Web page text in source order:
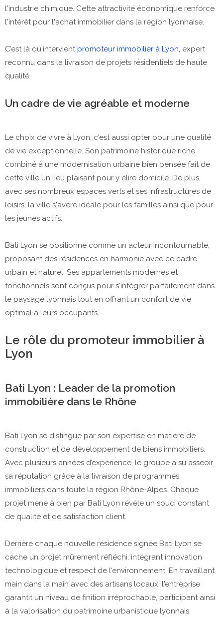
l'industrie chimique. Cette attractivité économique renforce
l'intérêt pour l'achat immobilier dans la région lyonnaise.
C’est là qu'intervient promoteur immobilier à Lyon , expert
reconnu dans la livraison de projets résidentiels de haute
qualité.
Un cadre de vie agréable et moderne
Le choix de vivre à Lyon, c'est aussi opter pour une qualité
de vie exceptionnelle. Son patrimoine historique riche
combiné à une modernisation urbaine bien pensée fait de
cette ville un lieu plaisant pour y élire domicile. De plus,
avec ses nombreux espaces verts et ses infrastructures de
loisirs, la ville s'avère idéale pour les familles ainsi que pour
les jeunes actifs.
Bati Lyon se positionne comme un acteur incontournable,
proposant des résidences en harmonie avec ce cadre
urbain et naturel. Ses appartements modernes et
fonctionnels sont conçus pour s'intégrer parfaitement dans
le paysage lyonnais tout en offrant un confort de vie
optimal à leurs occupants.
Le rôle du promoteur immobilier à
Lyon
Bati Lyon : Leader de la promotion
immobilière dans le Rhône
Bati Lyon se distingue par son expertise en matière de
construction et de développement de biens immobiliers.
Avec plusieurs années d’expérience, le groupe a su asseoir
sa réputation grâce à la livraison de programmes
immobiliers dans toute la région Rhône-Alpes. Chaque
projet mené à bien par Bati Lyon révèle un souci constant
de qualité et de satisfaction client.
Derrière chaque nouvelle résidence signée Bati Lyon se
cache un projet mûrement réfléchi, intégrant innovation
technologique et respect de l'environnement. En travaillant
main dans la main avec des artisans locaux, l'entreprise
garantit un niveau de finition irréprochable, participant ainsi
à la valorisation du patrimoine urbanistique lyonnais.